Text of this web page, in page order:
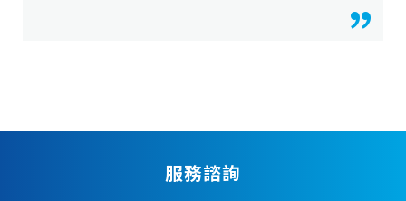
服務諮詢